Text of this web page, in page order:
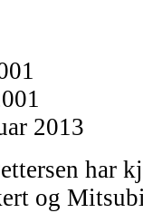
2013
har
og